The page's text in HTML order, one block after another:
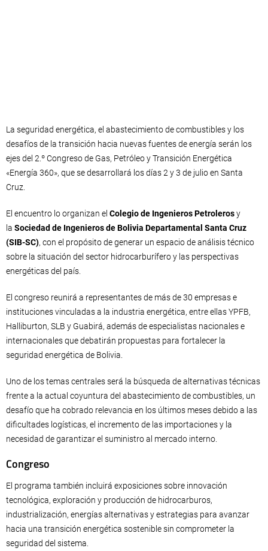
La seguridad energética, el abastecimiento de combustibles y los
desafíos de la transición hacia nuevas fuentes de energía serán los
ejes del 2.º Congreso de Gas, Petróleo y Transición Energética
«Energía 360», que se desarrollará los días 2 y 3 de julio en Santa
Cruz.
El encuentro lo organizan el Colegio de Ingenieros Petrolerosy
la Sociedad de Ingenieros de Bolivia Departamental Santa Cruz
(SIB-SC), con el propósito de generar un espacio de análisis técnico
sobre la situación del sector hidrocarburífero y las perspectivas
energéticas del país.
El congreso reunirá a representantes de más de 30 empresas e
instituciones vinculadas a la industria energética, entre ellas YPFB,
Halliburton, SLB y Guabirá, además de especialistas nacionales e
internacionales que debatirán propuestas para fortalecer la
seguridad energética de Bolivia.
Uno de los temas centrales será la búsqueda de alternativas técnicas
frente a la actual coyuntura del abastecimiento de combustibles, un
desafío que ha cobrado relevancia en los últimos meses debido a las
dificultades logísticas, el incremento de las importaciones y la
necesidad de garantizar el suministro al mercado interno.
Congreso
El programa también incluirá exposiciones sobre innovación
tecnológica, exploración y producción de hidrocarburos,
industrialización, energías alternativas y estrategias para avanzar
hacia una transición energética sostenible sin comprometer la
seguridad del sistema.